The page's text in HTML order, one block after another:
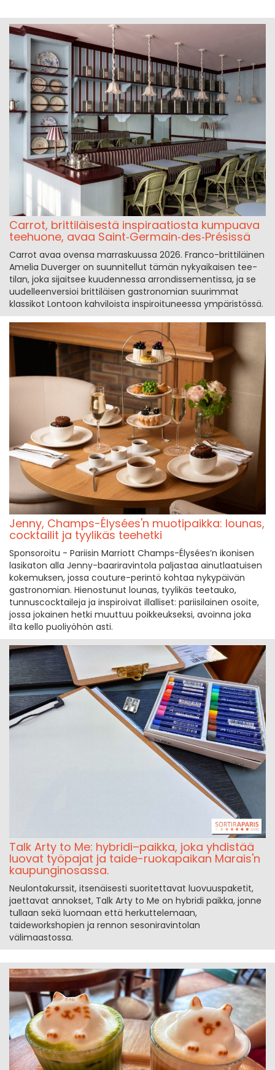
Carrot, brittiläisestä inspiraatiosta kumpuava
teehuone, avaa Saint‑Germain‑des‑Présissä
Carrot avaa ovensa marraskuussa 2026. Franco-brittiläinen
Amelia Duverger on suunnitellut tämän nykyaikaisen tee-
tilan, joka sijaitsee kuudennessa arrondissementissa, ja se
uudelleenversioi brittiläisen gastronomian suurimmat
klassikot Lontoon kahviloista inspiroituneessa ympäristössä.
Jenny, Champs-Élysées'n muotipaikka: lounas,
cocktailit ja tyylikäs teehetki
Sponsoroitu - Pariisin Marriott Champs-Élysées’n ikonisen
lasikaton alla Jenny-baariravintola paljastaa ainutlaatuisen
kokemuksen, jossa couture-perintö kohtaa nykypäivän
gastronomian. Hienostunut lounas, tyylikäs teetauko,
tunnuscocktaileja ja inspiroivat illalliset: pariisilainen osoite,
jossa jokainen hetki muuttuu poikkeukseksi, avoinna joka
ilta kello puoliyöhön asti.
Talk Arty to Me: hybridi–paikka, joka yhdistää
luovat työpajat ja taide-ruokapaikan Marais'n
kaupunginosassa.
Neulontakurssit, itsenäisesti suoritettavat luovuuspaketit,
jaettavat annokset, Talk Arty to Me on hybridi paikka, jonne
tullaan sekä luomaan että herkuttelemaan,
taideworkshopien ja rennon sesoniravintolan
välimaastossa.